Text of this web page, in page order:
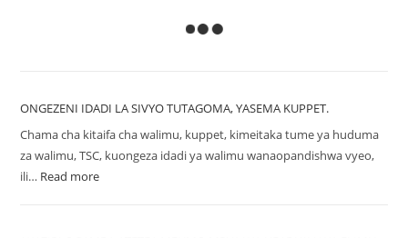
ONGEZENI IDADI LA SIVYO TUTAGOMA, YASEMA KUPPET.
Chama cha kitaifa cha walimu, kuppet, kimeitaka tume ya huduma
za walimu, TSC, kuongeza idadi ya walimu wanaopandishwa vyeo,
ili… Read more